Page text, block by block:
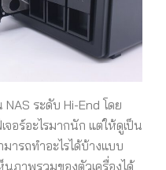
ระดับ Hi-End โดย
จอร์อะไรมากนัก แต่ให้ดูเป็น
ารถทำอะไรได้บ้างแบบ
นภาพรวมของตัวเครื่องได้